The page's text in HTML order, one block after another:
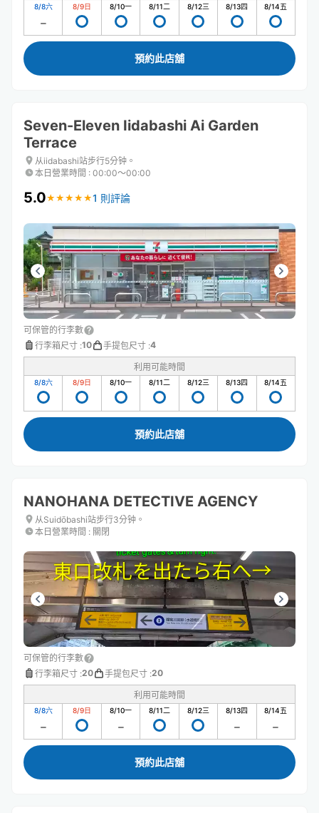
8/8六 8/9日 8/10一 8/11二 8/12三 8/13四 8/14五
預約此店舖
Seven-Eleven Iidabashi Ai Garden
Terrace
从iidabashi站步行5分钟。
本日營業時間 : 00:00〜00:00
5.0★ ★ ★ ★ ★
★ ★ ★ ★ ★1 則評論
可保管的行李數
行李箱尺寸 :10 手提包尺寸 :4
利用可能時間
8/8六 8/9日 8/10一 8/11二 8/12三 8/13四 8/14五
預約此店舖
NANOHANA DETECTIVE AGENCY
从Suidōbashi站步行3分钟。
本日營業時間 : 關閉
可保管的行李數
行李箱尺寸 :20 手提包尺寸 :20
利用可能時間
8/8六 8/9日 8/10一 8/11二 8/12三 8/13四 8/14五
預約此店舖